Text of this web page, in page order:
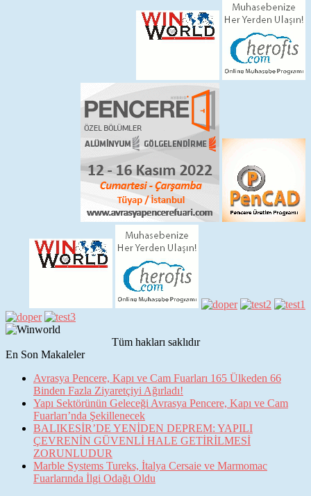
Tüm hakları saklıdır
En Son Makaleler
Avrasya Pencere, Kapı ve Cam Fuarları 165 Ülkeden 66
Binden Fazla Ziyaretçiyi Ağırladı!
Yapı Sektörünün Geleceği Avrasya Pencere, Kapı ve Cam
Fuarları’nda Şekillenecek
BALIKESİR’DE YENİDEN DEPREM: YAPILI
ÇEVRENİN GÜVENLİ HALE GETİRİLMESİ
ZORUNLUDUR
Marble Systems Tureks, İtalya Cersaie ve Marmomac
Fuarlarında İlgi Odağı Oldu